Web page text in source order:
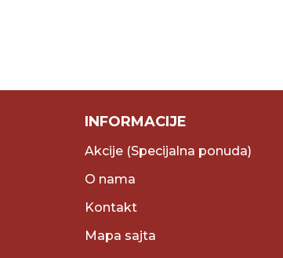
INFORMACIJE
Akcije (Specijalna ponuda)
O nama
Kontakt
Mapa sajta